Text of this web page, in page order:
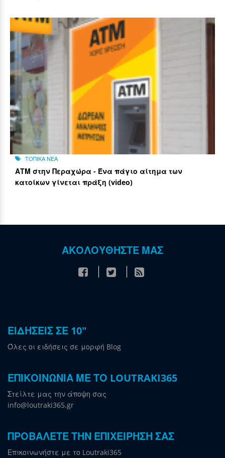
ΤΟΠΙΚΑ ΝΕΑ
ΑΤΜ στην Περαχώρα - Ένα πάγιο αίτημα των
κατοίκων γίνεται πράξη (video)
ΑΚΟΛΟΥΘΗΣΤΕ ΜΑΣ
ΕΙΔΗΣΕΙΣ ΣΕ 10"
Όλες οι ειδήσεις σε μορφή Blog
ΕΠΙΚΟΙΝΩΝΙΑ ΜΕ ΤΟ LOUTRAKI365
Στείλτε μας την άποψη σας
info@loutraki365.gr
ΠΡΟΒΑΛΕΤΕ ΤΗΝ ΕΠΙΧΕΙΡΗΣΗ ΣΑΣ
Επικοινωνήστε με το Loutraki365